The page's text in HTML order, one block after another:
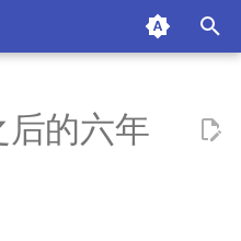
的六年